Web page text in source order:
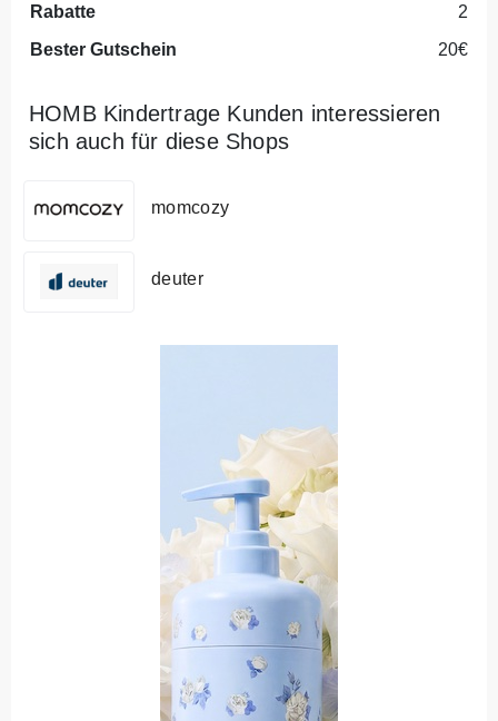
Rabatte
2
Bester Gutschein
20€
HOMB Kindertrage Kunden interessieren
sich auch für diese Shops
momcozy
deuter